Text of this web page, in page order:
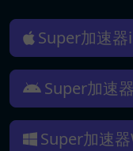
Super加速器
Super加速
Super加速